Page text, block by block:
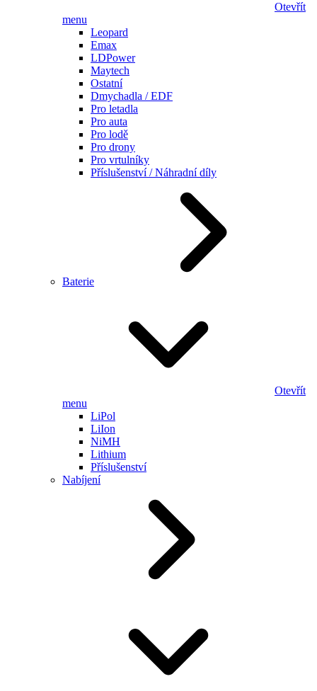
Otevřít
menu
Leopard
Emax
LDPower
Maytech
Ostatní
Dmychadla / EDF
Pro letadla
Pro auta
Pro lodě
Pro drony
Pro vrtulníky
Příslušenství / Náhradní díly
Baterie
Otevřít
menu
LiPol
LiIon
NiMH
Lithium
Příslušenství
Nabíjení